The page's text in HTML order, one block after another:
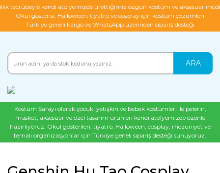
tecrübeyle kendi atölyemizde ürettiğimiz özgün kostüm ve aksesuar
Okul gösterisi, Halloween, tiyatro ve cosplay için kostüm çözümleri
Türkiye geneli kargo ve WhatsApp üzerinden sipariş desteği
ARA
Kostüm Sarayı olarak çocuk, yetişkin ve bebek kostümleri ile pelerin,
maskot, aksesuar ve özel tasarım ürünleri kendi atölyemizde özenle
hazırlıyoruz. Okul gösterileri, tiyatro, Halloween, cosplay, mezuniyet ve
temalı organizasyonlar için Türkiye geneli sipariş desteği sunuyoruz.